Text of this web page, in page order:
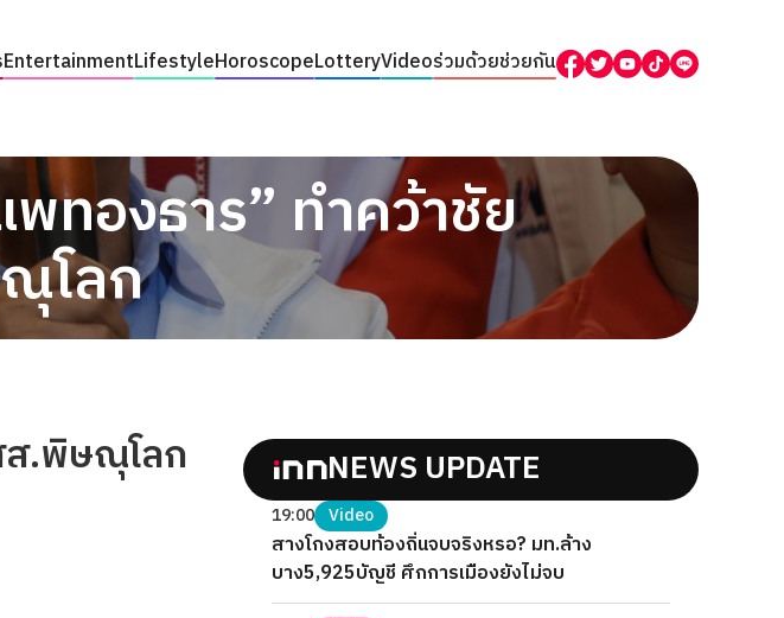
EntertainmentLifestyleHoroscopeLotteryVideoร่วมด้วยช่วยกัน
ทองธาร” ทำคว้าชัย
โลก
ส.พิษณุโลก NEWS UPDATE
19:00 Video
สางโกงสอบท้องถิ่นจบจริงหรอ? มท.ล้าง
บาง5,925บัญชี ศึกการเมืองยังไม่จบ